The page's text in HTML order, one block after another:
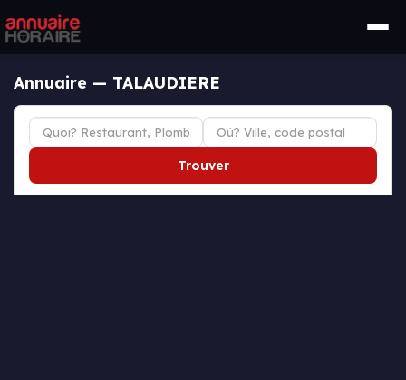
Annuaire — TALAUDIERE
Trouver